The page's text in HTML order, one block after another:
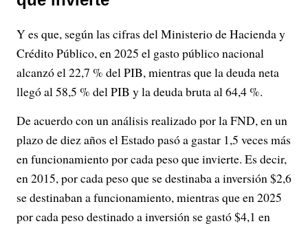
Y es que, según las cifras del Ministerio de Hacienda y
Crédito Público, en 2025 el gasto público nacional
alcanzó el 22,7 % del PIB, mientras que la deuda neta
llegó al 58,5 % del PIB y la deuda bruta al 64,4 %.
De acuerdo con un análisis realizado por la FND, en un
plazo de diez años el Estado pasó a gastar 1,5 veces más
en funcionamiento por cada peso que invierte. Es decir,
en 2015, por cada peso que se destinaba a inversión $2,6
se destinaban a funcionamiento, mientras que en 2025
por cada peso destinado a inversión se gastó $4,1 en